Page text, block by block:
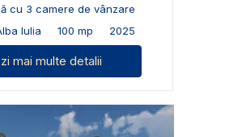
cu 3 camere de vânzare
Iulia
100 mp 2025
mai multe detalii